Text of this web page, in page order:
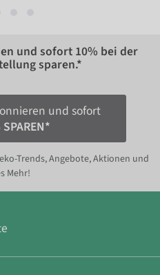
und sofort 10% bei der
sparen.*
und sofort
Trends, Angebote, Aktionen und
Mehr!